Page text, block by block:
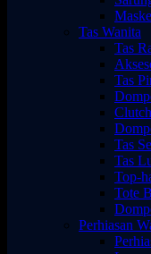
Tas Wanita
Tas
Tas
Tas
Tas
Top-
Tote
Perhiasan